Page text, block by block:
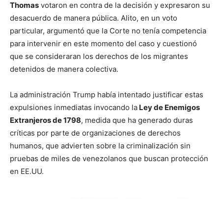
Thomas votaron en contra de la decisión y expresaron su
desacuerdo de manera pública. Alito, en un voto
particular, argumentó que la Corte no tenía competencia
para intervenir en este momento del caso y cuestionó
que se consideraran los derechos de los migrantes
detenidos de manera colectiva.
La administración Trump había intentado justificar estas
expulsiones inmediatas invocando la Ley de Enemigos
Extranjeros de 1798, medida que ha generado duras
críticas por parte de organizaciones de derechos
humanos, que advierten sobre la criminalización sin
pruebas de miles de venezolanos que buscan protección
en EE.UU.